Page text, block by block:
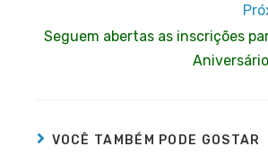
Seguem abertas as inscrições
VOCÊ TAMBÉM PODE GOSTAR